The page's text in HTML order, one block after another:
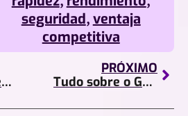
seguridad, ventaja
competitiva
Disaster Recovery: backups e recuperação com mínimo impacto!
PRÓXIMO
Tudo sobre o Google Cloud Platform!